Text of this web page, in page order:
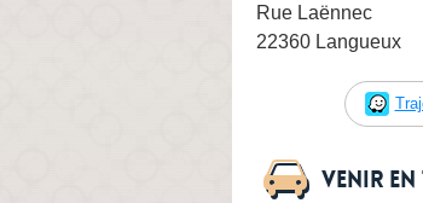
Rue Laënnec
22360 Langueux
Venir